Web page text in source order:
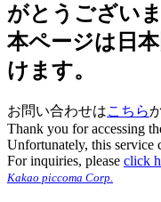
がとうございま
本ページは日
けます。
お問い合わせはこちら
Thank you for accessing
Unfortunately, this service
For inquiries, please click
Kakao piccoma Corp.